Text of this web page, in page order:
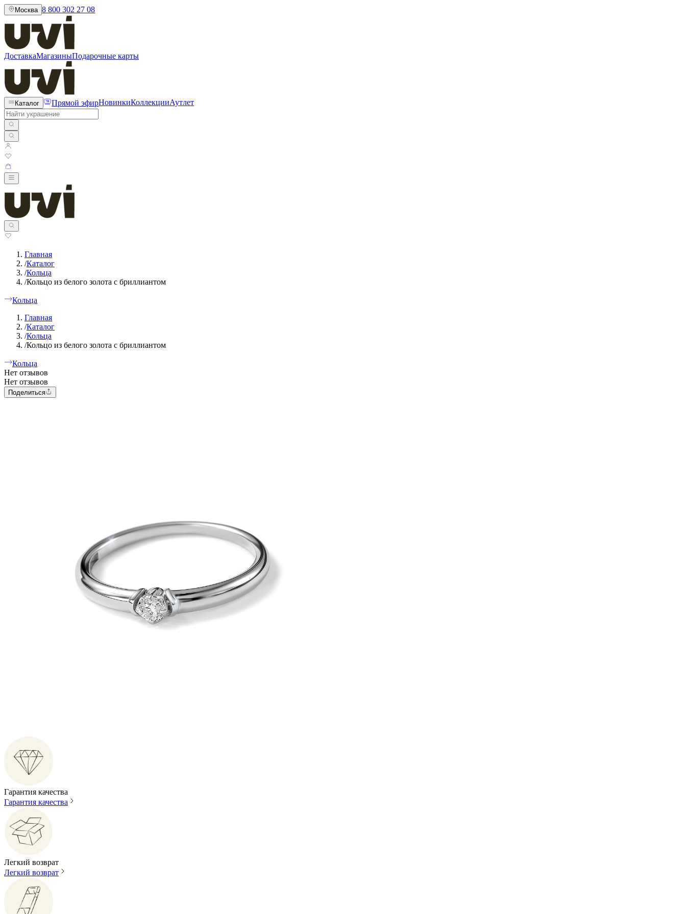
Москва 8 800 302 27 08
ДоставкаМагазиныПодарочные карты
Каталог Прямой эфирНовинкиКоллекцииАутлет
Главная
/Каталог
/Кольца
/Кольцо из белого золота с бриллиантом
Кольца
Главная
/Каталог
/Кольца
/Кольцо из белого золота с бриллиантом
Кольца
Нет отзывов
Нет отзывов
Поделиться
Гарантия качества
Гарантия качества
Легкий возврат
Легкий возврат